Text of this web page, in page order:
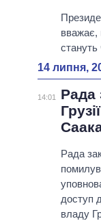
вважає,
14 липня,
14:01
Рада
Рада
доступ
владу